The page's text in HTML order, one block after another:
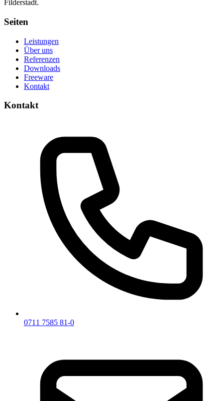
Filderstadt.
Seiten
Leistungen
Über uns
Referenzen
Downloads
Freeware
Kontakt
Kontakt
0711 7585 81-0